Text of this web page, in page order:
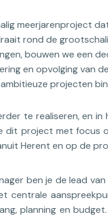
meerjarenproject
rond de
bouwen we een
en opvolging van
projecten
te realiseren, en
dit project met focus
Herent en op de
ben je de lead
centrale
planning en